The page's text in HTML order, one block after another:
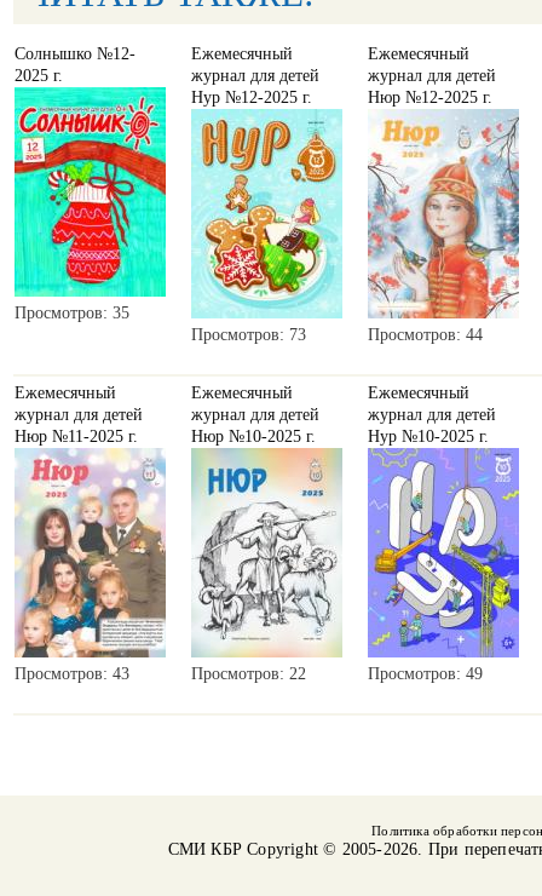
Солнышко №12-
2025 г.
Просмотров: 35
Ежемесячный
журнал для детей
Нур №12-2025 г.
Просмотров: 73
Ежемесячный
журнал для детей
Нюр №12-2025 г.
Просмотров: 44
Ежемесячный
журнал для детей
Нюр №11-2025 г.
Просмотров: 43
Ежемесячный
журнал для детей
Нюр №10-2025 г.
Просмотров: 22
Ежемесячный
журнал для детей
Нур №10-2025 г.
Просмотров: 49
Политика обработки
СМИ КБРCopyright © 2005-2026. При